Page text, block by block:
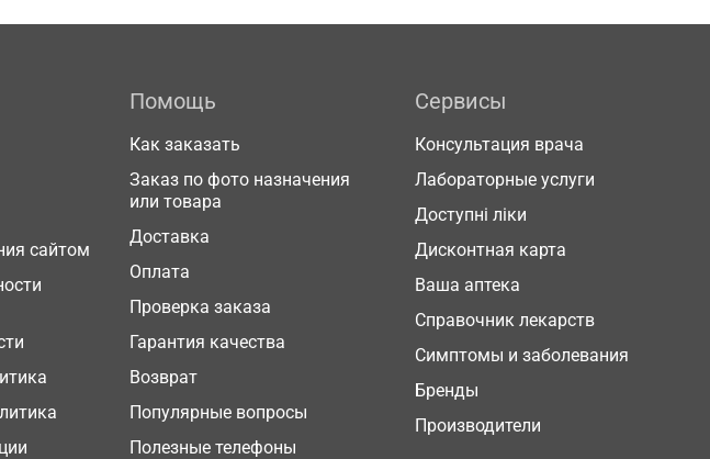
сайтом
Помощь
Как заказать
Заказ по фото назначения
или товара
Доставка
Оплата
Проверка заказа
Гарантия качества
Возврат
Популярные вопросы
Полезные телефоны
Сервисы
Консультация врача
Лабораторные услуги
Доступні ліки
Дисконтная карта
Ваша аптека
Справочник лекарств
Симптомы и заболевания
Бренды
Производители